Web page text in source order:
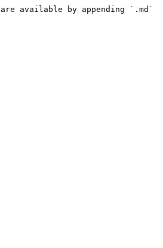
available by appending `.md`